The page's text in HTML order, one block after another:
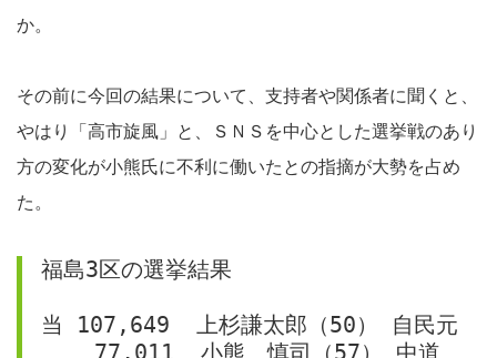
か。
その前に今回の結果について、支持者や関係者に聞くと、
やはり「高市旋風」と、ＳＮＳを中心とした選挙戦のあり
方の変化が小熊氏に不利に働いたとの指摘が大勢を占め
た。
福島3区の選挙結果
当 107,649  上杉謙太郎（50） 自民元